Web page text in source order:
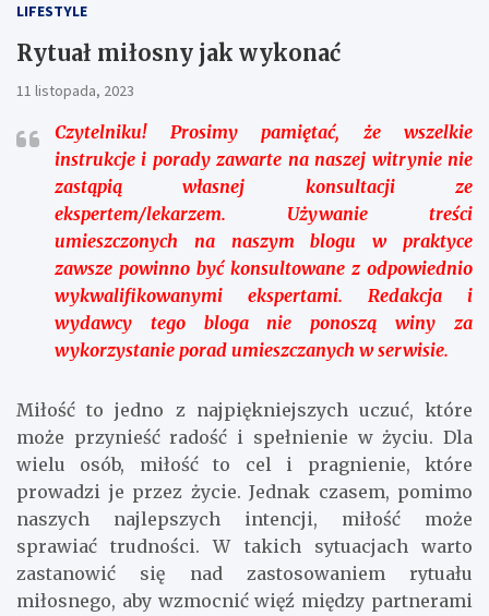
LIFESTYLE
Rytuał miłosny jak wykonać
11 listopada, 2023
Czytelniku!Prosimy pamiętać, że wszelkie
instrukcje i porady zawarte na naszej witrynie nie
zastąpią własnej konsultacji ze
ekspertem/lekarzem. Używanie treści
umieszczonych na naszym blogu w praktyce
zawsze powinno być konsultowane z odpowiednio
wykwalifikowanymi ekspertami. Redakcja i
wydawcy tego bloga nie ponoszą winy za
wykorzystanie porad umieszczanych w serwisie.
Miłość to jedno z najpiękniejszych uczuć, które
może przynieść radość i spełnienie w życiu. Dla
wielu osób, miłość to cel i pragnienie, które
prowadzi je przez życie. Jednak czasem, pomimo
naszych najlepszych intencji, miłość może
sprawiać trudności. W takich sytuacjach warto
zastanowić się nad zastosowaniem rytuału
miłosnego, aby wzmocnić więź między partnerami